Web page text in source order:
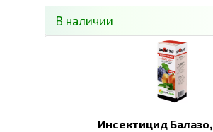
В наличии
Инсектицид Балазо,